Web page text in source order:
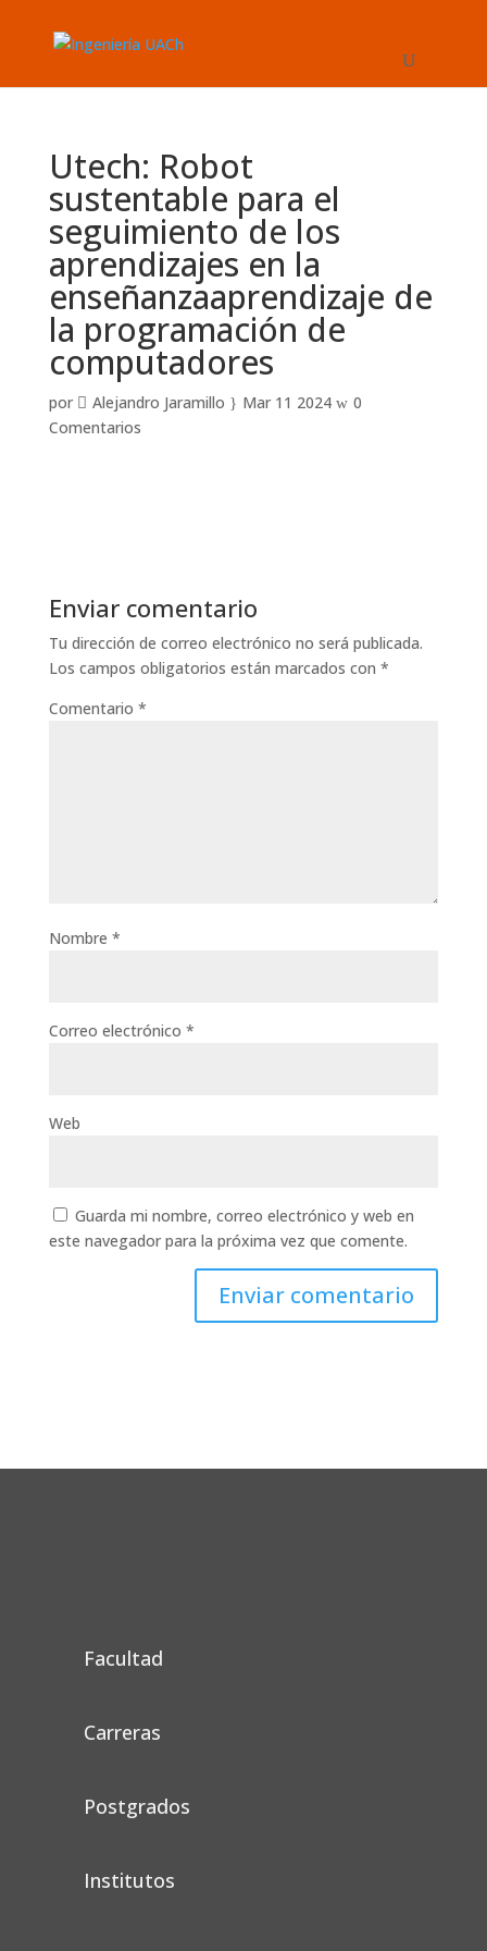
Utech: Robot
sustentable para el
seguimiento de los
aprendizajes en la
enseñanzaaprendizaje de
la programación de
computadores
por Alejandro Jaramillo Mar 11 2024
0
Comentarios
Enviar comentario
Tu dirección de correo electrónico no será publicada.
Los campos obligatorios están marcados con *
Comentario *
Nombre *
Correo electrónico *
Web
Guarda mi nombre, correo electrónico y web en
este navegador para la próxima vez que comente.
Facultad
Carreras
Postgrados
Institutos